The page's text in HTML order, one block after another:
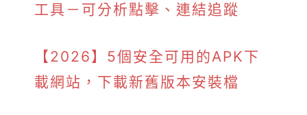
工具－可分析點擊、連結追蹤
【2026】5個安全可用的APK下
載網站，下載新舊版本安裝檔